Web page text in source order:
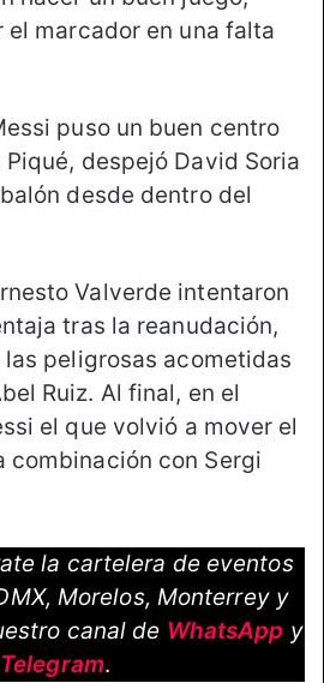
marcador en una falta
puso un buen centro
despejó David Soria
desde dentro del
Valverde intentaron
tras la reanudación,
peligrosas acometidas
Ruiz. Al final, en el
el que volvió a mover el
combinación con Sergi
la cartelera de eventos
Morelos, Monterrey y
canal de WhatsApp y
Telegram.